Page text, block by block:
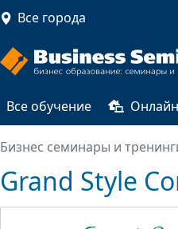
Все города
Все обучение
Бизнес семинары и
Grand Style